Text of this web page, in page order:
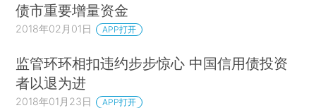
债市重要增量资金
2018年02月01日 APP打开
监管环环相扣违约步步惊心 中国信用债投资
者以退为进
2018年01月23日 APP打开